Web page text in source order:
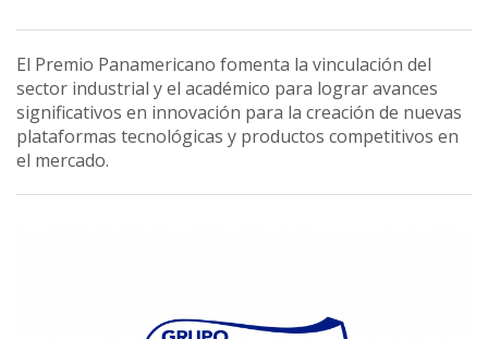
El Premio Panamericano fomenta la vinculación del
sector industrial y el académico para lograr avances
significativos en innovación para la creación de nuevas
plataformas tecnológicas y productos competitivos en
el mercado.